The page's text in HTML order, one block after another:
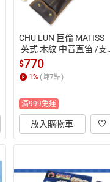
CHU LUN 巨倫 MATISS
英式 木紋 中音直笛 /支
A-2167【APP滿額下單1
0%點數(單一帳號最高15
00點)】8/31止
$770
1% (賺7點)
滿999免運
放入購物車